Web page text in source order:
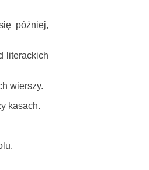
później,
literackich
wierszy.
kasach.